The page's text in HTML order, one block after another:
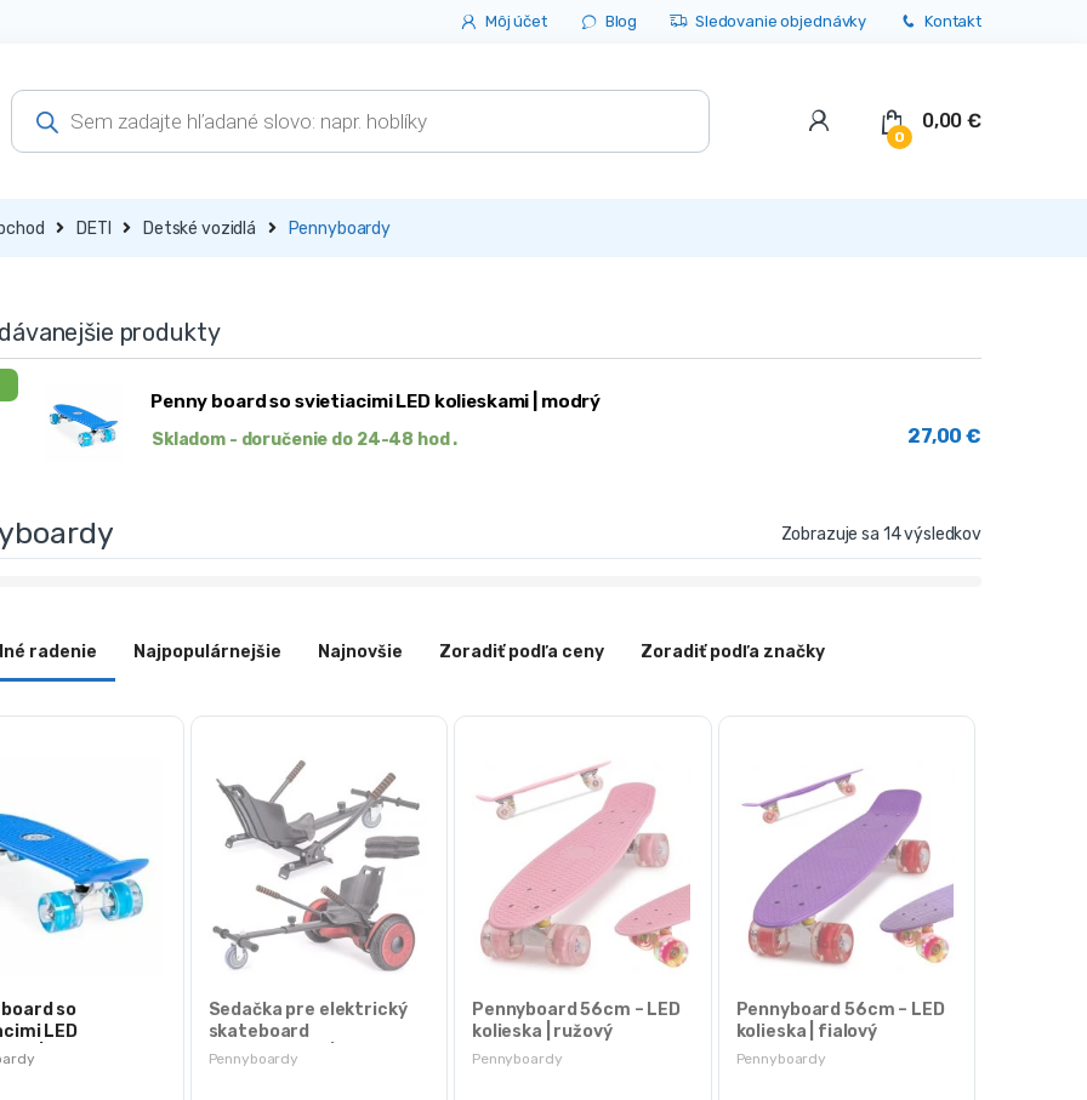
Môj účet Blog Sledovanie objednávky Kontakt
Products
search
0
0,00€
DETI Detské vozidlá Pennyboardy
produkty
Penny board so svietiacimi LED kolieskami | modrý
27,00€
Skladom - doručenie do 24-48 hod .
Zobrazuje sa 14 výsledkov
radenie Najpopulárnejšie Najnovšie Zoradiť podľa ceny Zoradiť podľa značky
board so
LED
| modrý
Pennyboardy
Sedačka pre elektrický
skateboard
HOVERBOARD | PM-WDJ-
Pennyboardy
Pennyboard 56cm – LED
kolieska | ružový
Pennyboardy
Pennyboard 56cm – LED
kolieska | fialový